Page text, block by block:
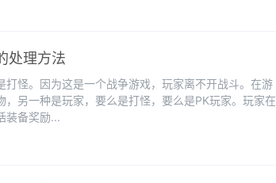
处理方法
怪。因为这是一个战争游戏，玩家离不开战斗。在游
另一种是玩家，要么是打怪，要么是PK玩家。玩家在
装备奖励...